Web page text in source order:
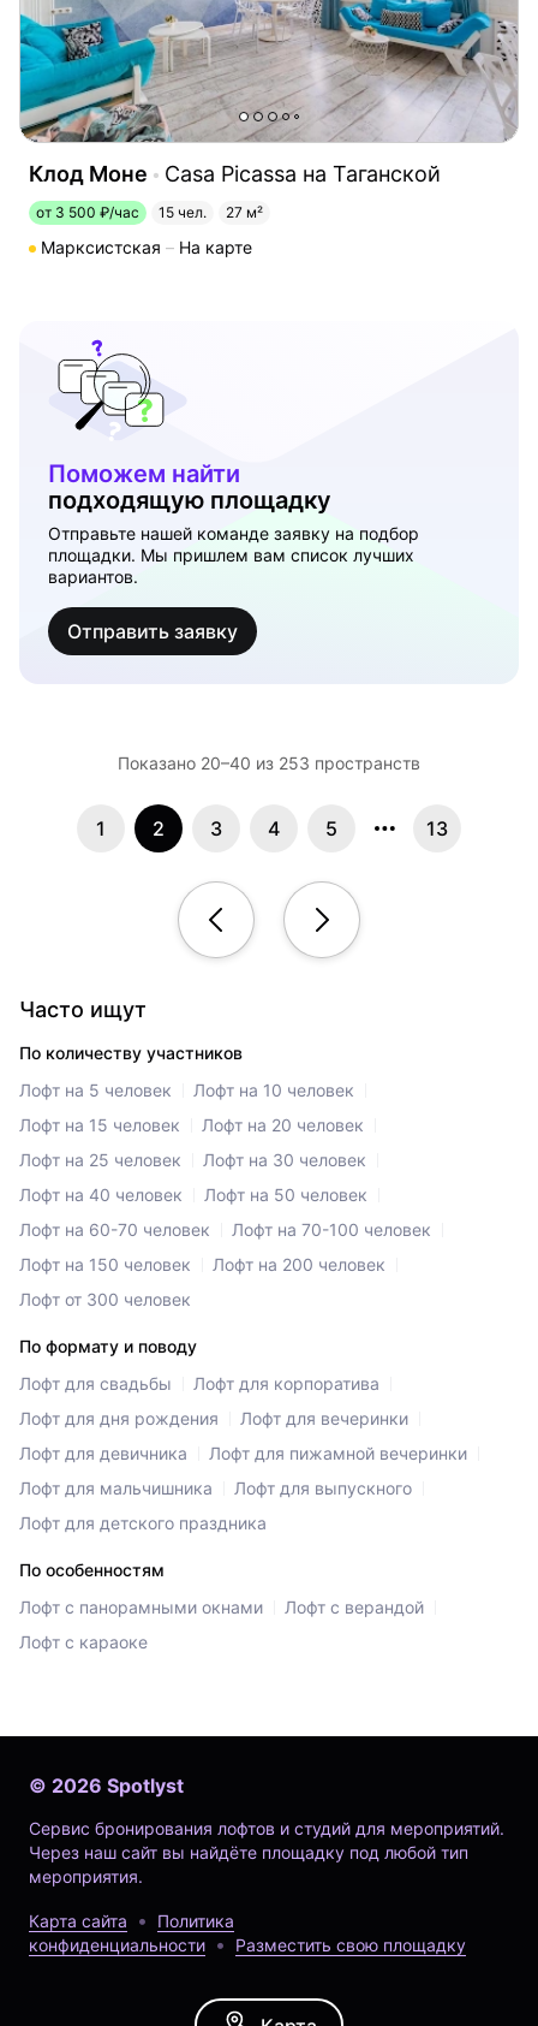
Клод Моне Casa Picassa на Таганской
от 3 500 ₽/час 15 чел. 27 м²
Марксистская На карте
Поможем найти
подходящую площадку
Отправьте нашей команде заявку на подбор
площадки. Мы пришлем вам список лучших
вариантов.
Отправить заявку
Показано 20–40 из 253 пространств
1 2 3 4 5 13
Часто ищут
По количеству участников
Лофт на 5 человек
Лофт на 10 человек
Лофт на 15 человек
Лофт на 20 человек
Лофт на 25 человек
Лофт на 30 человек
Лофт на 40 человек
Лофт на 50 человек
Лофт на 60-70 человек
Лофт на 70-100 человек
Лофт на 150 человек
Лофт на 200 человек
Лофт от 300 человек
По формату и поводу
Лофт для свадьбы
Лофт для корпоратива
Лофт для дня рождения
Лофт для вечеринки
Лофт для девичника
Лофт для пижамной вечеринки
Лофт для мальчишника
Лофт для выпускного
Лофт для детского праздника
По особенностям
Лофт с панорамными окнами
Лофт с верандой
Лофт с караоке
© 2026 Spotlyst
Сервис бронирования лофтов и студий для мероприятий.
Через наш сайт вы найдёте площадку под любой тип
мероприятия.
Карта сайта
Политика
конфиденциальности
Разместить свою площадку